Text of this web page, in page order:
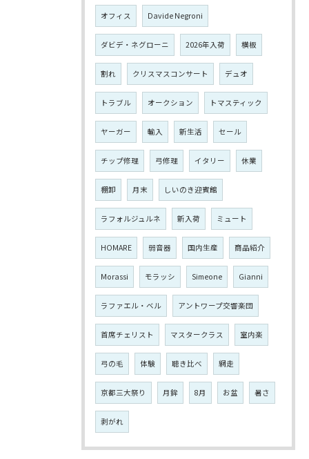
オフィス Davide Negroni
ダビデ・ネグローニ 2026年入荷 横板
割れ クリスマスコンサート デュオ
トラブル オークション トマスティック
ヤーガー 輸入 新生活 セール
チップ修理 弓修理 イタリー 休業
棚卸 月末 しいのき迎賓館
ラフォルジュルネ 新入荷 ミュート
HOMARE 弱音器 国内生産 商品紹介
Morassi モラッシ Simeone Gianni
ラファエル・ベル アントワープ交響楽団
首席チェリスト マスタークラス 室内楽
弓の毛 体験 聴き比べ 網走
京都三大祭り 月鉾 8月 お盆 暑さ
剥がれ